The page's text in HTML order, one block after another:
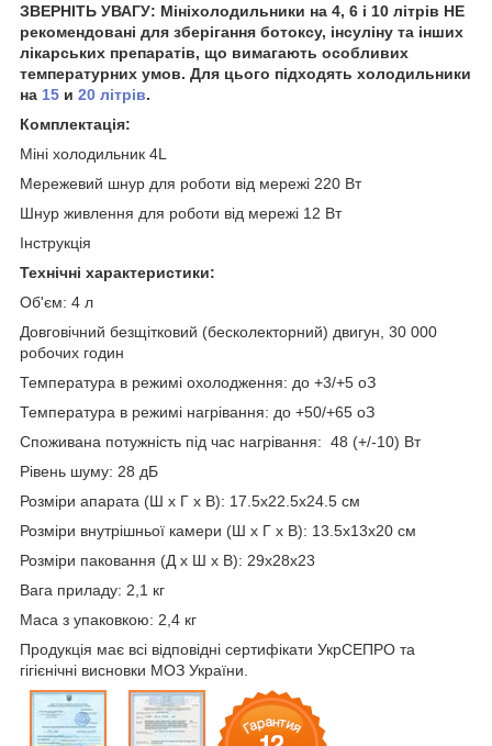
ЗВЕРНІТЬ УВАГУ: Мініхолодильники на 4, 6 і 10 літрів НЕ
рекомендовані для зберігання ботоксу, інсуліну та інших
лікарських препаратів, що вимагають особливих
температурних умов. Для цього підходять холодильники
на 15 и 20 літрів.
Комплектація:
Міні холодильник 4L
Мережевий шнур для роботи від мережі 220 Вт
Шнур живлення для роботи від мережі 12 Вт
Інструкція
Технічні характеристики:
Об'єм: 4 л
Довговічний безщітковий (бесколекторний) двигун, 30 000
робочих годин
Температура в режимі охолодження: до +3/+5 оЗ
Температура в режимі нагрівання: до +50/+65 оЗ
Споживана потужність під час нагрівання: 48 (+/-10) Вт
Рівень шуму: 28 дБ
Розміри апарата (Ш х Г х В): 17.5х22.5х24.5 см
Розміри внутрішньої камери (Ш х Г х В): 13.5х13х20 см
Розміри паковання (Д х Ш х В): 29х28х23
Вага приладу: 2,1 кг
Маса з упаковкою: 2,4 кг
Продукція має всі відповідні сертифікати УкрСЕПРО та
гігієнічні висновки МОЗ України.